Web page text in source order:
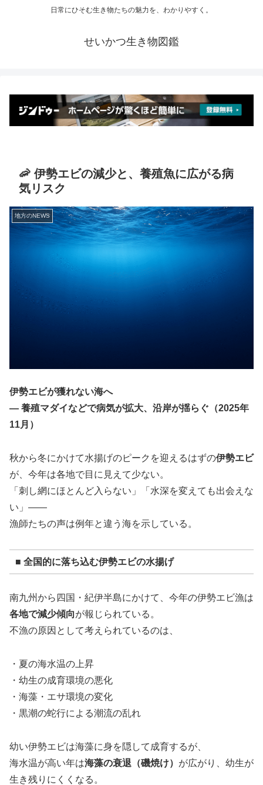
日常にひそむ生き物たちの魅力を、わかりやすく。
せいかつ生き物図鑑
🦐 伊勢エビの減少と、養殖魚に広がる病
気リスク
地方のNEWS
伊勢エビが獲れない海へ
― 養殖マダイなどで病気が拡大、沿岸が揺らぐ（2025年
11月）
秋から冬にかけて水揚げのピークを迎えるはずの伊勢エビ
が、今年は各地で目に見えて少ない。
「刺し網にほとんど入らない」「水深を変えても出会えな
い」――
漁師たちの声は例年と違う海を示している。
■ 全国的に落ち込む伊勢エビの水揚げ
南九州から四国・紀伊半島にかけて、今年の伊勢エビ漁は
各地で減少傾向が報じられている。
不漁の原因として考えられているのは、
・夏の海水温の上昇
・幼生の成育環境の悪化
・海藻・エサ環境の変化
・黒潮の蛇行による潮流の乱れ
幼い伊勢エビは海藻に身を隠して成育するが、
海水温が高い年は海藻の衰退（磯焼け） が広がり、幼生が
生き残りにくくなる。